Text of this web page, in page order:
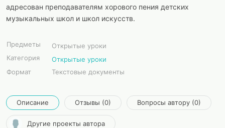
адресован преподавателям хорового пения детских
музыкальных школ и школ искусств.
Предметы
Открытые уроки
Категория
Открытые уроки
Формат
Текстовые документы
Описание Отзывы (0) Вопросы автору (0)
Другие проекты автора